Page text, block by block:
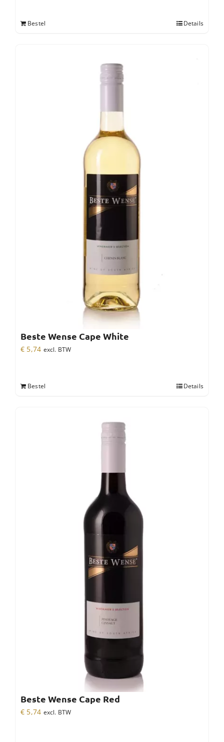
Bestel Details
Beste Wense Cape White
€ 5,74 excl. BTW
Bestel Details
Beste Wense Cape Red
€ 5,74 excl. BTW